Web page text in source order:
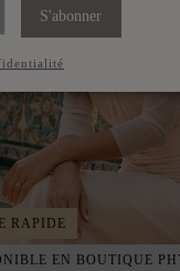
RAPIDE
EN BOUTIQUE
S'abonner